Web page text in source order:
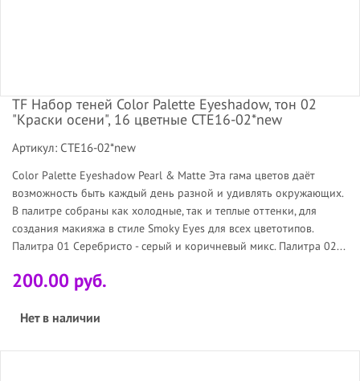
TF Набор теней Color Palette Eyeshadow, тон 02
"Краски осени", 16 цветные CTE16-02*new
Артикул: CTE16-02*new
Color Palette Eyeshadow Pearl & Matte Эта гама цветов даёт
возможность быть каждый день разной и удивлять окружающих.
В палитре собраны как холодные, так и теплые оттенки, для
создания макияжа в стиле Smoky Eyes для всех цветотипов.
Палитра 01 Серебристо - серый и коричневый микс. Палитра 02...
200.00 руб.
Нет в наличии